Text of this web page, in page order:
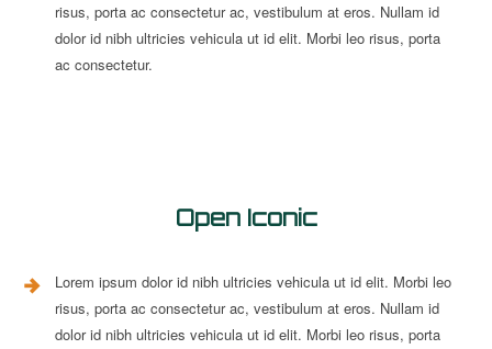
risus, porta ac consectetur ac, vestibulum at eros. Nullam id
dolor id nibh ultricies vehicula ut id elit. Morbi leo risus, porta
ac consectetur.
Open Iconic
Lorem ipsum dolor id nibh ultricies vehicula ut id elit. Morbi leo
risus, porta ac consectetur ac, vestibulum at eros. Nullam id
dolor id nibh ultricies vehicula ut id elit. Morbi leo risus, porta